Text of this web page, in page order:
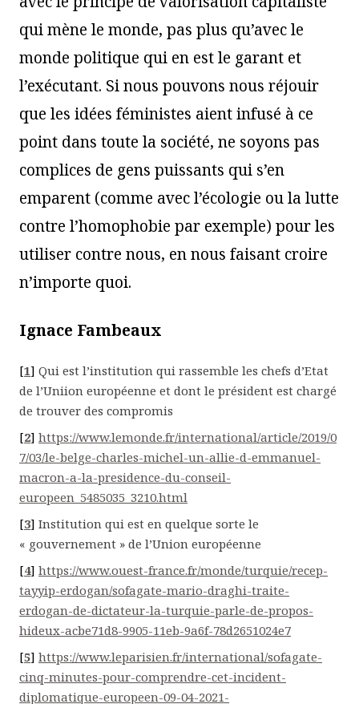
qui mène le monde, pas plus qu’avec le
monde politique qui en est le garant et
l’exécutant. Si nous pouvons nous réjouir
que les idées féministes aient infusé à ce
point dans toute la société, ne soyons pas
complices de gens puissants qui s’en
emparent (comme avec l’écologie ou la lutte
contre l’homophobie par exemple) pour les
utiliser contre nous, en nous faisant croire
n’importe quoi.
Ignace Fambeaux
[1] Qui est l’institution qui rassemble les chefs d’Etat
de l’Uniion européenne et dont le président est chargé
de trouver des compromis
[2] https://www.lemonde.fr/international/article/2019/0
7/03/le-belge-charles-michel-un-allie-d-emmanuel-
macron-a-la-presidence-du-conseil-
europeen_5485035_3210.html
[3] Institution qui est en quelque sorte le
« gouvernement » de l’Union européenne
[4] https://www.ouest-france.fr/monde/turquie/recep-
tayyip-erdogan/sofagate-mario-draghi-traite-
erdogan-de-dictateur-la-turquie-parle-de-propos-
hideux-acbe71d8-9905-11eb-9a6f-78d2651024e7
[5] https://www.leparisien.fr/international/sofagate-
cinq-minutes-pour-comprendre-cet-incident-
diplomatique-europeen-09-04-2021-